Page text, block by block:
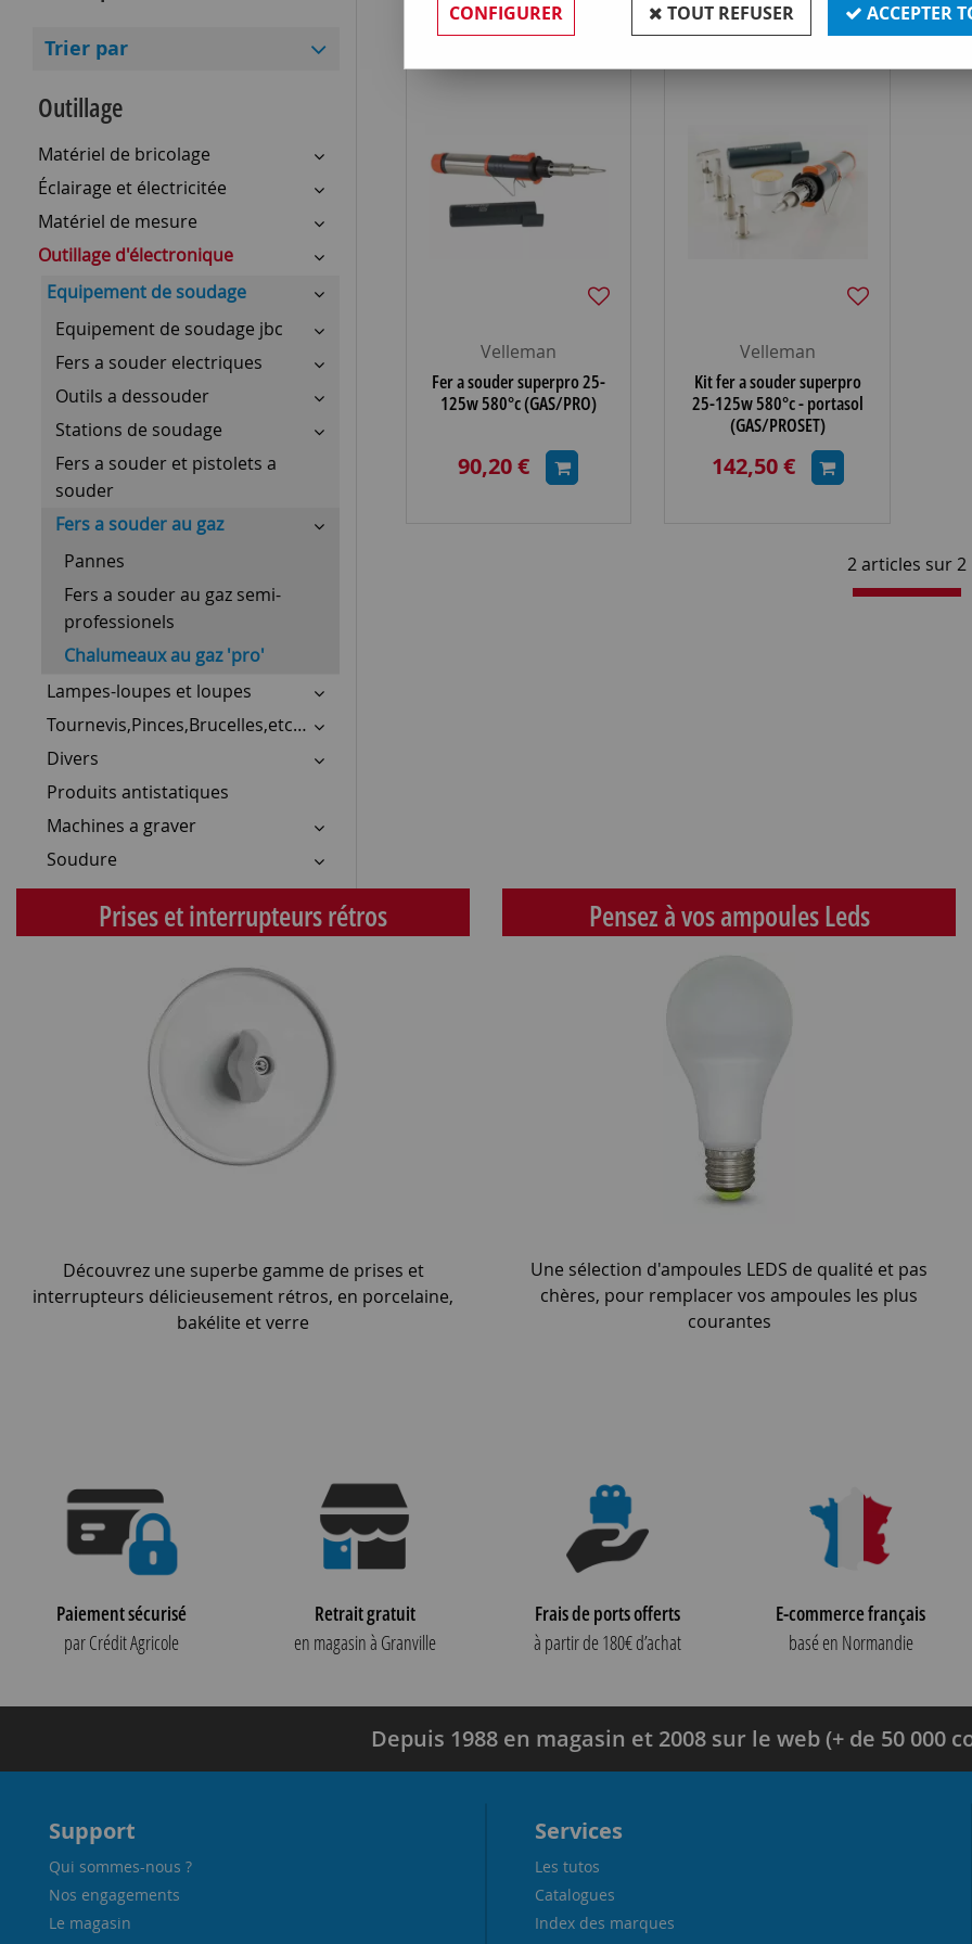
Trier par
Outillage
Matériel de bricolage
Éclairage et électricitée
Matériel de mesure
Outillage d'électronique
Equipement de soudage
Equipement de soudage jbc
Fers a souder electriques
Outils a dessouder
Stations de soudage
Fers a souder et pistolets a
souder
Fers a souder au gaz
Pannes
Fers a souder au gaz semi-
professionels
Chalumeaux au gaz 'pro'
Lampes-loupes et loupes
Tournevis,Pinces,Brucelles,etc…
Divers
Produits antistatiques
Machines a graver
Soudure
Velleman
Fer a souder superpro 25-
125w 580°c (GAS/PRO)
90,20 €
Velleman
Kit fer a souder superpro
25-125w 580°c - portasol
(GAS/PROSET)
142,50 €
2 articles sur2
Prises et interrupteurs rétros
Découvrez une superbe gamme de prises et
interrupteurs délicieusement rétros, en porcelaine,
bakélite et verre
Pensez à vos ampoules Leds
Une sélection d'ampoules LEDS de qualité et pas
chères, pour remplacer vos ampoules les plus
courantes
Paiement sécurisé
par Crédit Agricole
Retrait gratuit
en magasin à Granville
Frais de ports offerts
à partir de 180€ d’achat
E-commerce français
basé en Normandie
Depuis 1988 en magasin et 2008 sur le web (+ de 50 000
Support
Qui sommes-nous ?
Nos engagements
Le magasin
Services
Les tutos
Catalogues
Index des marques
CONFIGURER TOUT REFUSER ACCEPTER